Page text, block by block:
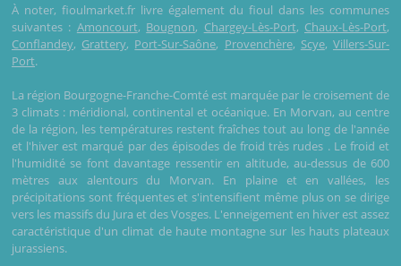
À noter, fioulmarket.fr livre également du fioul dans les communes
suivantes : Amoncourt, Bougnon, Chargey-Lès-Port, Chaux-Lès-Port,
Conflandey, Grattery, Port-Sur-Saône, Provenchère, Scye,Villers-Sur-
Port.
La région Bourgogne-Franche-Comté est marquée par le croisement de
3 climats : méridional, continental et océanique. En Morvan, au centre
de la région, les températures restent fraîches tout au long de l'année
et l'hiver est marqué par des épisodes de froid très rudes . Le froid et
l'humidité se font davantage ressentir en altitude, au-dessus de 600
mètres aux alentours du Morvan. En plaine et en vallées, les
précipitations sont fréquentes et s'intensifient même plus on se dirige
vers les massifs du Jura et des Vosges. L'enneigement en hiver est assez
caractéristique d'un climat de haute montagne sur les hauts plateaux
jurassiens.